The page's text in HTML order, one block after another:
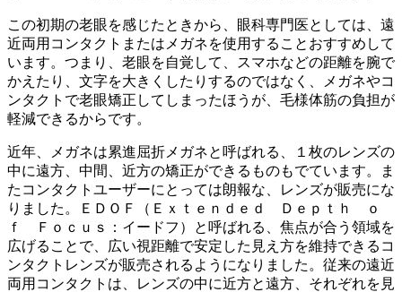
この初期の老眼を感じたときから、眼科専門医としては、遠
近両用コンタクトまたはメガネを使用することおすすめして
います。つまり、老眼を自覚して、スマホなどの距離を腕で
かえたり、文字を大きくしたりするのではなく、メガネやコ
ンタクトで老眼矯正してしまったほうが、毛様体筋の負担が
軽減できるからです。
近年、メガネは累進屈折メガネと呼ばれる、１枚のレンズの
中に遠方、中間、近方の矯正ができるものもでています。ま
たコンタクトユーザーにとっては朗報な、レンズが販売にな
りました。ＥＤＯＦ（Ｅｘｔｅｎｄｅｄ Ｄｅｐｔｈ ｏ
ｆ Ｆｏｃｕｓ：イードフ）と呼ばれる、焦点が合う領域を
広げることで、広い視距離で安定した見え方を維持できるコ
ンタクトレンズが販売されるようになりました。従来の遠近
両用コンタクトは、レンズの中に近方と遠方、それぞれを見